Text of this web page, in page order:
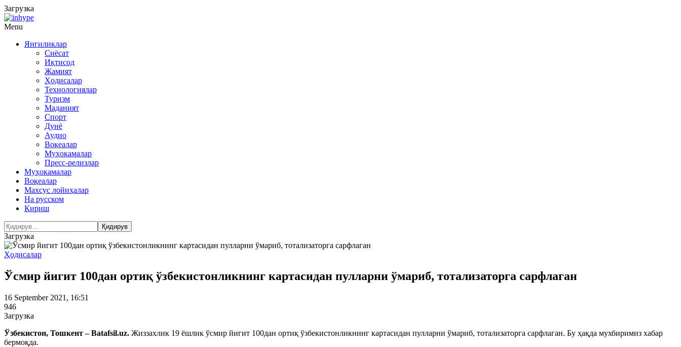
Загрузка
Menu
Янгиликлар
Сиёсат
Иқтисод
Жамият
Ҳодисалар
Технологиялар
Туризм
Маданият
Спорт
Дунё
Аудио
Воқеалар
Муҳокамалар
Пресс-релизлар
Муҳокамалар
Воқеалар
Махсус лойиҳалар
На русском
Кириш
Загрузка
Ҳодисалар
Ўсмир йигит 100дан ортиқ ўзбекистонликнинг картасидан пулларни ўмариб, тотализаторга сарфлаган
16 September 2021, 16:51
946
Загрузка
Ўзбекистон, Тошкент – Batafsil.uz. Жиззахлик 19 ёшлик ўсмир йигит 100дан ортиқ ўзбекистонликнинг картасидан пулларни ўмариб, тотализаторга сарфлаган. Бу ҳақда мухбиримиз хабар
бермоқда.